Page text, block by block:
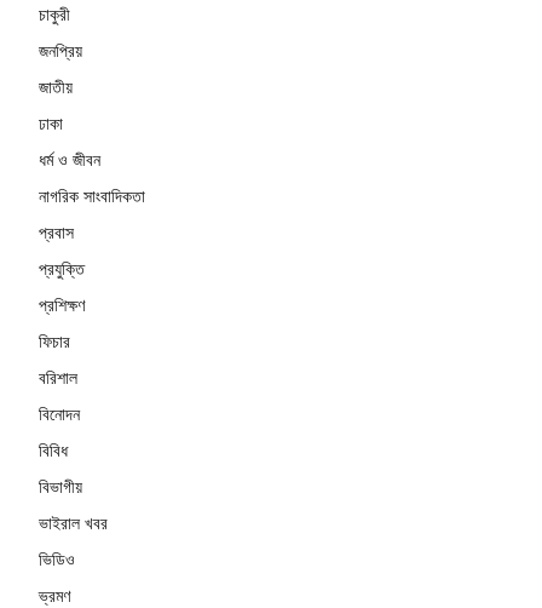
চাকুরী
জনপ্রিয়
জাতীয়
ঢাকা
ধর্ম ও জীবন
নাগরিক সাংবাদিকতা
প্রবাস
প্রযুক্তি
প্রশিক্ষণ
ফিচার
বরিশাল
বিনোদন
বিবিধ
বিভাগীয়
ভাইরাল খবর
ভিডিও
ভ্রমণ